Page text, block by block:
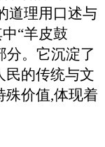
道理用口述与
“羊皮鼓
分。它沉淀了
民的传统与文
殊价值,体现着